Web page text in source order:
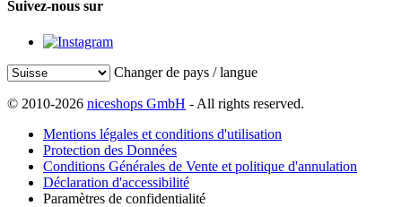
Suivez-nous sur
Changer de pays / langue
© 2010-2026 niceshops GmbH - All rights reserved.
Mentions légales et conditions d'utilisation
Protection des Données
Conditions Générales de Vente et politique d'annulation
Déclaration d'accessibilité
Paramètres de confidentialité